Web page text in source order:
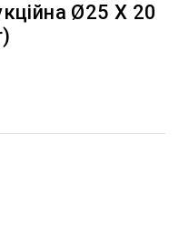
Ø25 Х 20